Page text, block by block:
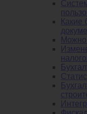
Какие
Можно